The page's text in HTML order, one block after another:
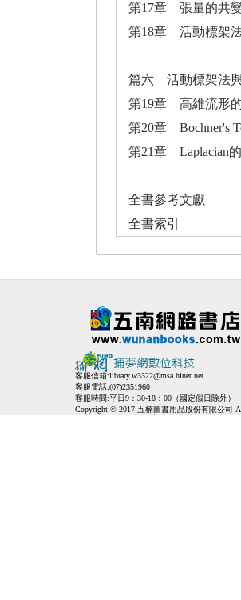
第17章 張量的共
第18章 活動標架
篇六 活動標架法
第19章 高維流形的
第20章 Bochner's
第21章 Laplacian
全書參考文獻
全書索引
客服信箱:library.w3322@msa.hinet.net
客服電話:(07)2351960
客服時間:平日9：30-18：00（國定假日除外）
Copyright © 2017 五楠圖書用品股份有限公司